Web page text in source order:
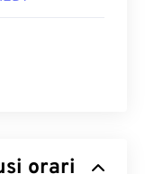
orari